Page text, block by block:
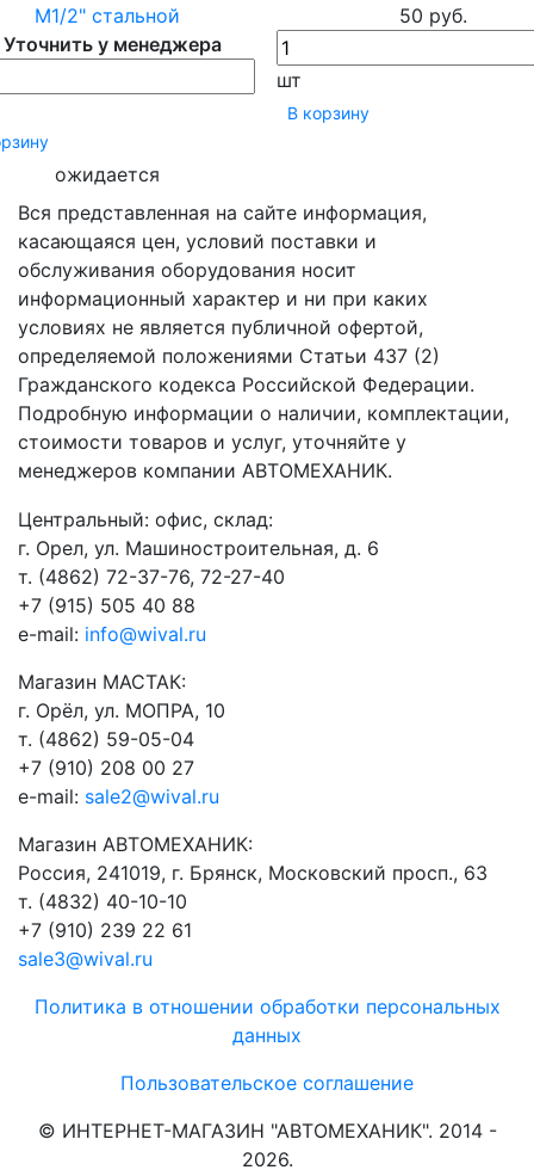
М1/2" стальной
Уточнить у менеджера
ожидается
50 руб.
шт
В корзину
Вся представленная на сайте информация,
касающаяся цен, условий поставки и
обслуживания оборудования носит
информационный характер и ни при каких
условиях не является публичной офертой,
определяемой положениями Статьи 437 (2)
Гражданского кодекса Российской Федерации.
Подробную информации о наличии, комплектации,
стоимости товаров и услуг, уточняйте у
менеджеров компании АВТОМЕХАНИК.
​Центральный: офис, склад:
г. Орел, ул. Машиностроительная, д. 6
т. (4862) 72-37-76, 72-27-40
+7 (915) 505 40 88
e-mail: info@wival.ru
Магазин МАСТАК:
г. Орёл, ул. МОПРА, 10
т. (4862) 59-05-04
+7 (910) 208 00 27
e-mail: sale2@wival.ru
Магазин АВТОМЕХАНИК:
Россия, 241019, г. Брянск, Московский просп., 63
т. (4832) 40-10-10
+7 (910) 239 22 61
sale3@wival.ru
Политика в отношении обработки персональных
данных
Пользовательское соглашение
© ИНТЕРНЕТ-МАГАЗИН "АВТОМЕХАНИК". 2014 -
2026.